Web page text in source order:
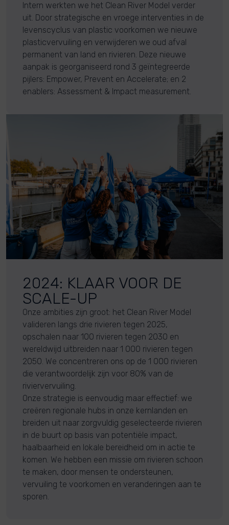
Intern werkten we het Clean River Model verder
uit. Door strategische en vroege interventies in de
levenscyclus van plastic voorkomen we nieuwe
plasticvervuiling en verwijderen we oud afval
permanent van land en rivieren. Deze nieuwe
aanpak is georganiseerd rond 3 geïntegreerde
pijlers: Empower, Prevent en Accelerate; en 2
enablers: Assessment & Impact measurement.
2024: KLAAR VOOR DE
SCALE-UP
Onze ambities zijn groot: het Clean River Model
valideren langs drie rivieren tegen 2025,
opschalen naar 100 rivieren tegen 2030 en
wereldwijd uitbreiden naar 1 000 rivieren tegen
2050. We concentreren ons op de 1 000 rivieren
die verantwoordelijk zijn voor 80% van de
riviervervuiling.
Onze strategie is eenvoudig maar effectief: we
creëren regionale hubs in onze kernlanden en
breiden uit naar zorgvuldig geselecteerde rivieren
in de buurt op basis van potentiële impact,
haalbaarheid en lokale bereidheid om in actie te
komen. We hebben een missie om rivieren schoon
te maken, door mensen te ondersteunen,
vervuiling te voorkomen en veranderingen aan te
sporen.